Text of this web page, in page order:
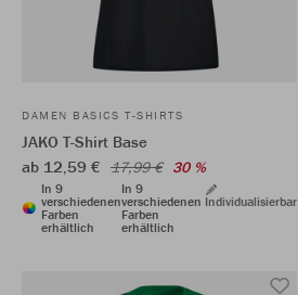
DAMEN BASICS T-SHIRTS
JAKO T-Shirt Base
ab 12,59 € 17,99 € 30 %
In 9
verschiedenen
Farben
erhältlich
In 9
verschiedenen
Farben
erhältlich
Individualisierbar